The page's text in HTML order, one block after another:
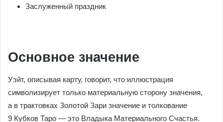
Заслуженный праздник
Основное значение
Уэйт, описывая карту, говорит, что иллюстрация
символизирует только материальную сторону значения,
а в трактовках Золотой Зари значение и толкование
9 Кубков Таро — это Владыка Материального Счастья.